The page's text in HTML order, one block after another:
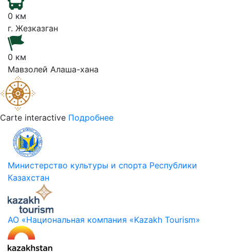
0 км
г. Жезказган
0 км
Мавзолей Алаша-хана
Carte interactive Подробнее
Министерство культуры и спорта Республики
Казахстан
АО «Национальная компания «Kazakh Tourism»